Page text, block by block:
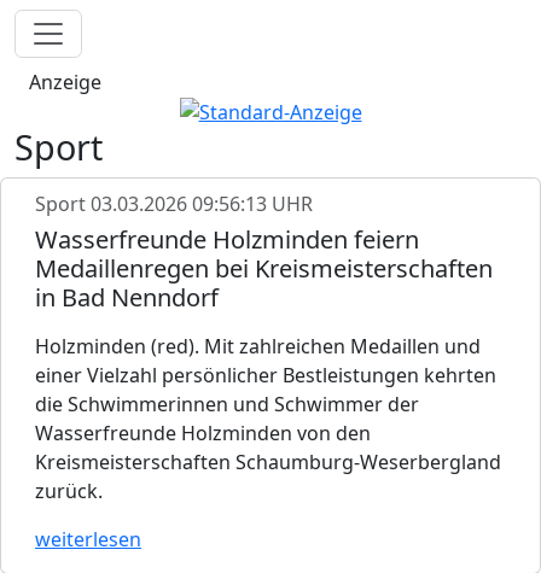
Anzeige
Sport
Sport03.03.2026 09:56:13 UHR
Wasserfreunde Holzminden feiern
Medaillenregen bei Kreismeisterschaften
in Bad Nenndorf
Holzminden (red). Mit zahlreichen Medaillen und
einer Vielzahl persönlicher Bestleistungen kehrten
die Schwimmerinnen und Schwimmer der
Wasserfreunde Holzminden von den
Kreismeisterschaften Schaumburg-Weserbergland
zurück.
weiterlesen